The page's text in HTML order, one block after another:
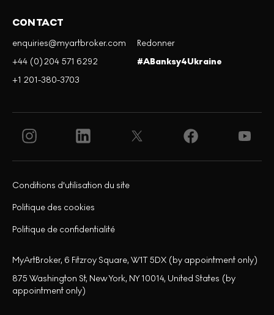
CONTACT
enquiries@myartbroker.com
+44 (0)204 571 6292
+1 201-380-3703
Redonner
#ABanksy4Ukraine
Politique de confidentialité
Politique des cookies
Conditions d'utilisation du site
MyArtBroker, 6 Fitzroy Square, W1T 5DX (by appointment only)
875 Washington St, New York, NY 10014, United States (by
appointment only)